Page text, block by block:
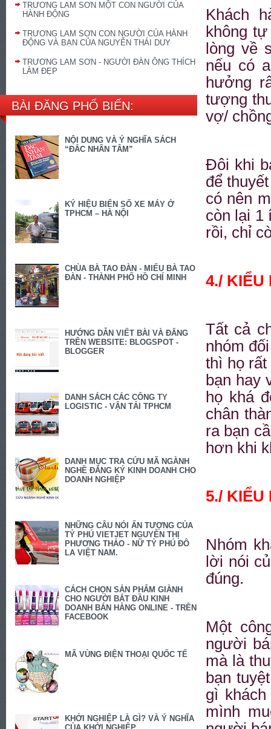
TRƯƠNG LAM SƠN MỘT CON NGƯỜI CỦA
HÀNH ĐỘNG
TRƯƠNG LAM SƠN CON NGƯỜI CỦA HÀNH
ĐỘNG VÀ BẠN CỦA NGUYỄN THÁI DUY
TRƯƠNG LAM SƠN - NGƯỜI ĐÀN ÔNG THÍCH
LÀM ĐẸP
BÀI ĐĂNG PHỔ BIẾN:
NỘI DUNG VÀ Ý NGHĨA SÁCH
“ĐẮC NHÂN TÂM”
KÝ HIỆU BIỂN SỐ XE MÁY Ở
TPHCM – HÀ NỘI
CHÙA BÀ TAO ĐÀN - MIẾU BÀ TAO
ĐÀN - THÀNH PHỐ HỒ CHÍ MINH
HƯỚNG DẪN VIẾT BÀI VÀ ĐĂNG
TRÊN WEBSITE: BLOGSPOT -
BLOGGER
DANH SÁCH CÁC CÔNG TY
LOGISTIC - VẬN TẢI TPHCM
DANH MỤC TRA CỨU MÃ NGÀNH
NGHỀ ĐĂNG KÝ KINH DOANH CHO
DOANH NGHIỆP
NHỮNG CÂU NÓI ẤN TƯỢNG CỦA
TỶ PHÚ VIETJET NGUYỄN THỊ
PHƯƠNG THẢO - NỮ TỶ PHÚ ĐÔ
LA VIỆT NAM.
CÁCH CHỌN SẢN PHẨM GIÀNH
CHO NGƯỜI BẮT ĐẦU KINH
DOANH BÁN HÀNG ONLINE - TRÊN
FACEBOOK
MÃ VÙNG ĐIỆN THOẠI QUỐC TẾ
KHỞI NGHIỆP LÀ GÌ? VÀ Ý NGHĨA
Khách
không
lòng về
nếu có
hưởng
tượng
vợ/
Đôi khi
để
có nên
còn lại 1
rồi, chỉ
4./
Tất cả
nhóm
thì họ
bạn hay
họ khá
chân
ra bạn
hơn khi
5./
Nhóm
lời nói
đúng.
Một
người
mà là
bạn
gì
mình